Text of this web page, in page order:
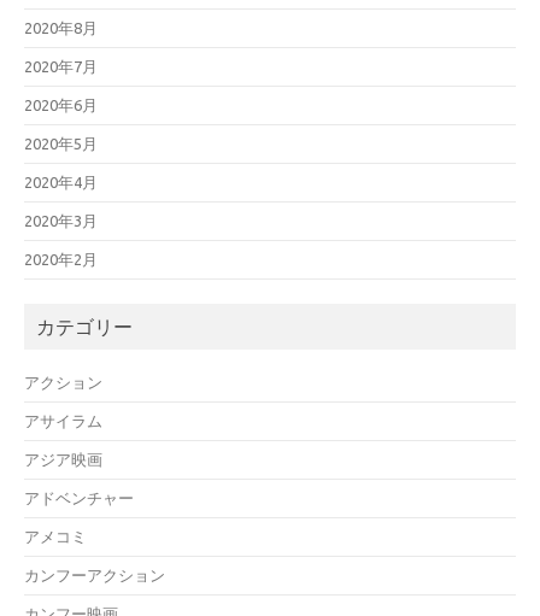
2020年8月
2020年7月
2020年6月
2020年5月
2020年4月
2020年3月
2020年2月
カテゴリー
アクション
アサイラム
アジア映画
アドベンチャー
アメコミ
カンフーアクション